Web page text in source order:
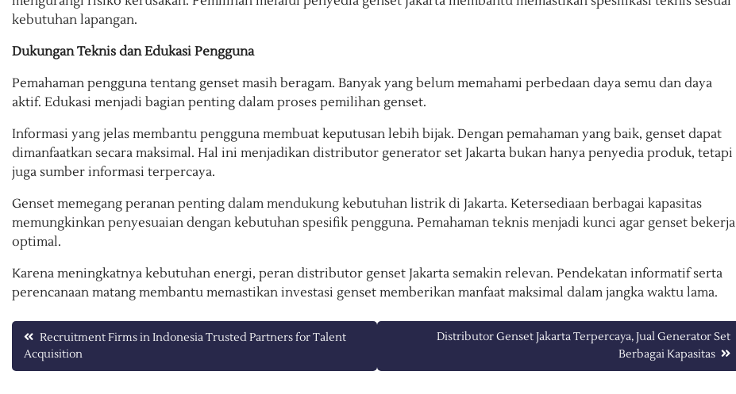
kebutuhan lapangan.
Dukungan Teknis dan Edukasi Pengguna
Pemahaman pengguna tentang genset masih beragam. Banyak yang belum memahami perbedaan daya semu dan daya
aktif. Edukasi menjadi bagian penting dalam proses pemilihan genset.
Informasi yang jelas membantu pengguna membuat keputusan lebih bijak. Dengan pemahaman yang baik, genset dapat
dimanfaatkan secara maksimal. Hal ini menjadikan distributor generator set Jakarta bukan hanya penyedia produk, tetapi
juga sumber informasi terpercaya.
Genset memegang peranan penting dalam mendukung kebutuhan listrik di Jakarta. Ketersediaan berbagai kapasitas
memungkinkan penyesuaian dengan kebutuhan spesifik pengguna. Pemahaman teknis menjadi kunci agar genset bekerja
optimal.
Karena meningkatnya kebutuhan energi, peran distributor genset Jakarta semakin relevan. Pendekatan informatif serta
perencanaan matang membantu memastikan investasi genset memberikan manfaat maksimal dalam jangka waktu lama.
Post
navigation
Recruitment Firms in Indonesia Trusted Partners for Talent
Acquisition
Distributor Genset Jakarta Terpercaya, Jual Generator Set
Berbagai Kapasitas